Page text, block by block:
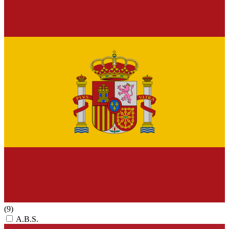
(9)
A.B.S.